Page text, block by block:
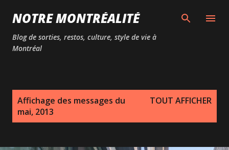
Passer au contenu principal
NOTRE MONTRÉALITÉ
Blog de sorties, restos, culture, style de vie à
Montréal
Affichage des messages du
mai, 2013
TOUT AFFICHER